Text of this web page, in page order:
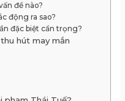
đề nào?
động ra sao?
đặc biệt cẩn trọng?
hút may mắn